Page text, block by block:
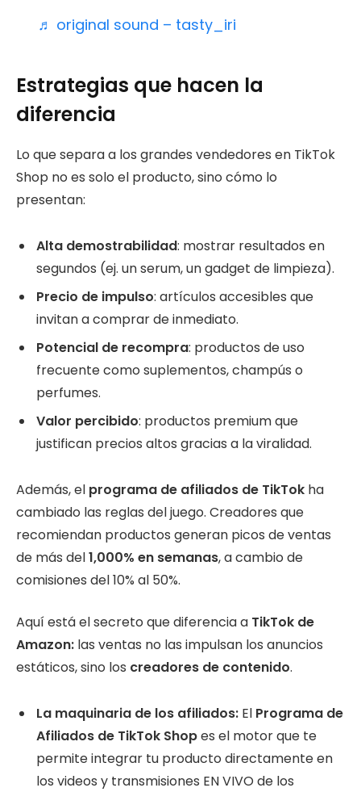
♬ original sound – tasty_iri
Estrategias que hacen la
diferencia
Lo que separa a los grandes vendedores en TikTok
Shop no es solo el producto, sino cómo lo
presentan:
Alta demostrabilidad: mostrar resultados en
segundos (ej. un serum, un gadget de limpieza).
Precio de impulso: artículos accesibles que
invitan a comprar de inmediato.
Potencial de recompra: productos de uso
frecuente como suplementos, champús o
perfumes.
Valor percibido: productos premium que
justifican precios altos gracias a la viralidad.
Además, el programa de afiliados de TikTok ha
cambiado las reglas del juego. Creadores que
recomiendan productos generan picos de ventas
de más del1,000% en semanas, a cambio de
comisiones del 10% al 50%.
Aquí está el secreto que diferencia a TikTok de
Amazon: las ventas no las impulsan los anuncios
estáticos, sino los creadores de contenido.
La maquinaria de los afiliados: El Programa de
Afiliados de TikTok Shopes el motor que te
permite integrar tu producto directamente en
los videos y transmisiones EN VIVO de los